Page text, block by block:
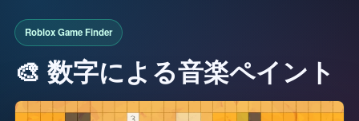
🎨 数字による音楽ペイント